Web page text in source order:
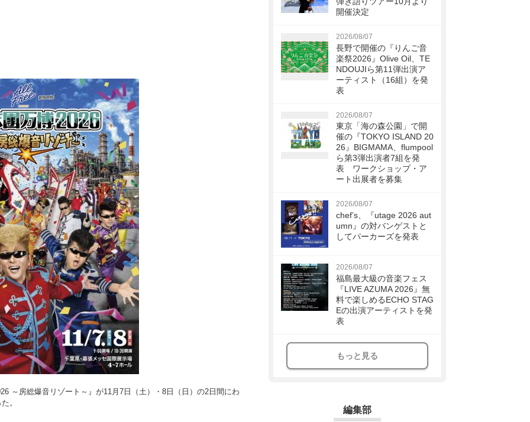
～房総爆音リゾート～』が11月7日（土）・8日（日）の2日間にわ
。
開催決定
2026/08/07
長野で開催の『りんご音
楽祭2026』Olive Oil、TE
NDOUJIら第11弾出演ア
ーティスト（16組）を発
表
2026/08/07
東京「海の森公園」で開
催の『TOKYO ISLAND 20
26』BIGMAMA、flumpool
ら第3弾出演者7組を発
表 ワークショップ・ア
ート出展者を募集
2026/08/07
chef’s、『utage 2026 aut
umn』の対バンゲストと
してパーカーズを発表
2026/08/07
福島最大級の音楽フェス
『LIVE AZUMA 2026』無
料で楽しめるECHO STAG
Eの出演アーティストを発
表
もっと見る
編集部